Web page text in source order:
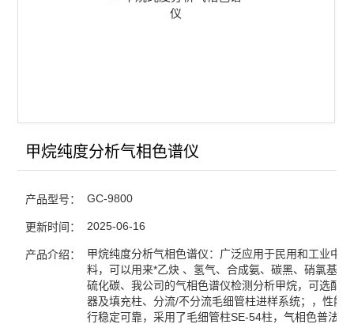
微波消解仪
甲烷纯度分析气相色谱仪
产品型号： GC-9800
更新时间： 2025-06-16
产品介绍：
甲烷纯度分析气相色谱仪：广泛应用于民用和工业中
料，可以用来*乙炔 、氢气、合成氨、碳黑、硝氯基甲
硫化碳、我公司的气相色谱仪检测分析甲烷，可选配
器及填充柱、分流/不分流毛细管柱进样系统；，性能
行稳定可靠，采用了毛细管柱SE-54柱，气相色普法测